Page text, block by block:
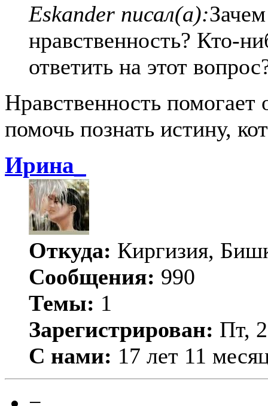
Eskander писал(а):
нравственность? Кто-
ответить на этот
Нравственность
помочь познать истину,
Ирина_
Откуда: Киргизия,
Сообщения: 990
Темы: 1
Зарегистрирован: Пт,
С нами: 17 лет 11